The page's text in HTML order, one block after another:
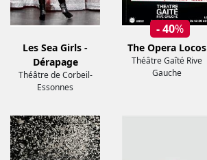
Les Sea Girls -
Dérapage
Théâtre de Corbeil-
Essonnes
- 40%
The Opera Locos
Théâtre Gaîté Rive
Gauche